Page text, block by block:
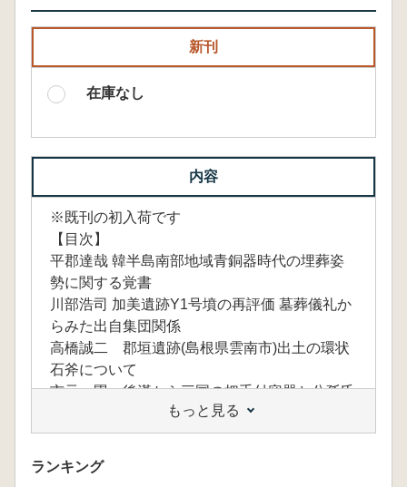
新刊
在庫なし
内容
※既刊の初入荷です
【目次】
平郡達哉 韓半島南部地域青銅器時代の埋葬姿
勢に関する覚書
川部浩司 加美遺跡Y1号墳の再評価 墓葬儀礼か
らみた出自集団関係
高橋誠二 郡垣遺跡(島根県雲南市)出土の環状
石斧について
市元 塁 後漢から三国の把手付容器と公孫氏
宮村誠二 直交配置の透孔をもつ円筒埴輪と倭
王権
藤原 哲 古市・百舌鳥古墳群の副葬武器量の
もっと見る
ランキング